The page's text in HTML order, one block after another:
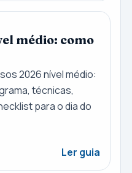
médio: como
2026 nível médio:
técnicas,
para o dia do
Ler guia